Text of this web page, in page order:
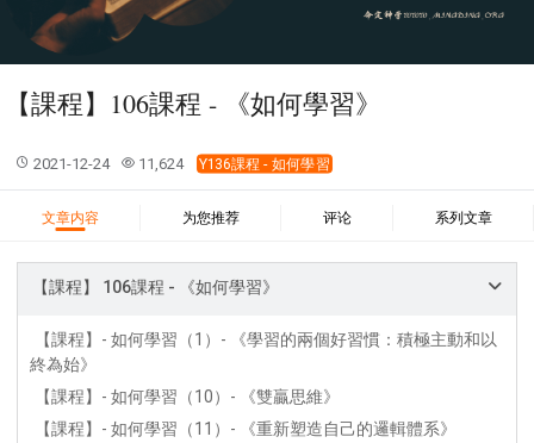
15 以斯拉記
16 尼希米記
18 約伯記
19 詩篇
20 箴言 21 傳道書
23 以賽亞書
25 耶利米哀歌
27 但以理書
28 何西阿書
33 彌迦書
34 那鴻書 35 哈巴谷書
36 西番雅書
43 約翰福音
44 使徒行傳
49 以弗所書
50 腓利比書
51 歌羅西書
54 提摩太前書
55 提摩太後書
56 提多書
【課程】106課程 - 《如何學習》
2021-12-24 11,624 Y136課程 - 如何學習
文章内容 为您推荐 评论 系列文章
【課程】 106課程 - 《如何學習》
【課程】- 如何學習（1）- 《學習的兩個好習慣：積極主動和以
終為始》
【課程】- 如何學習（10）- 《雙贏思維》
【課程】- 如何學習（11）- 《重新塑造自己的邏輯體系》